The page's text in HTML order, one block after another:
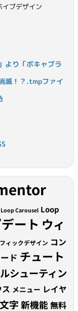
イブデザイン
り「ボキャブラ
滅！？.tmpファイ
Loop Carousel Loop
ート ウィ
ィックデザイン コン
ド チュート
シューティン
メニュー レイヤ
文字新機能無料